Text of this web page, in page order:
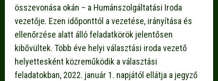
összevonása okán – a Humánszolgáltatási Iroda
vezetője. Ezen időponttól a vezetése, irányítása és
ellenőrzése alatt álló feladatkörök jelentősen
kibővültek. Több éve helyi választási iroda vezető
helyettesként közreműködik a választási
feladatokban, 2022. január 1. napjától ellátja a jegyző